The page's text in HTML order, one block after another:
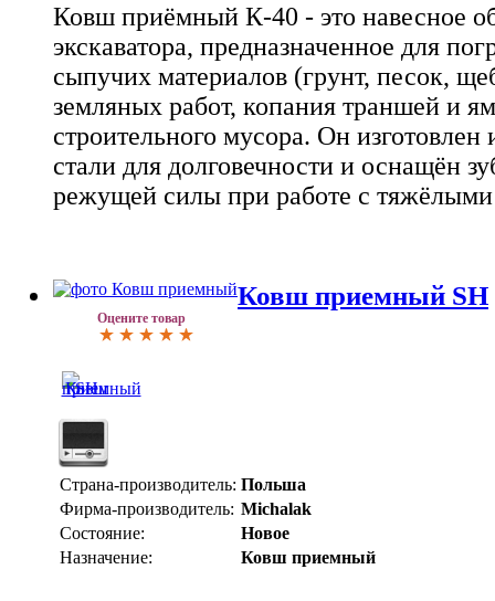
Ковш приёмный К-40 - это навесное
экскаватора, предназначенное для
сыпучих материалов (грунт, песок,
земляных работ, копания траншей и
строительного мусора. Он изготовлен
стали для долговечности и оснащён
режущей силы при работе с
Оцените товар
Ковш приемный SH
Страна-производитель: Польша
Фирма-производитель: Michalak
Состояние:
Новое
Назначение:
Ковш приемный